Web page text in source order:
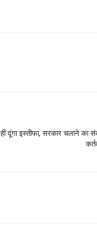
दूंगा इस्तीफा, सरकार चलाने का